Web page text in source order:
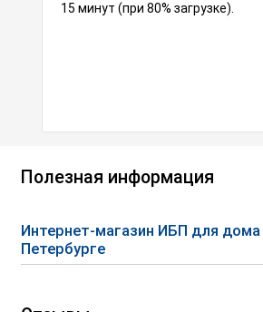
15 минут (при 80% загрузке).
Полезная информация
Интернет-магазин ИБП для дома
Петербурге